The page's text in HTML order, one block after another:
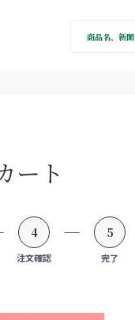
ート
4
注文確認
5
完了